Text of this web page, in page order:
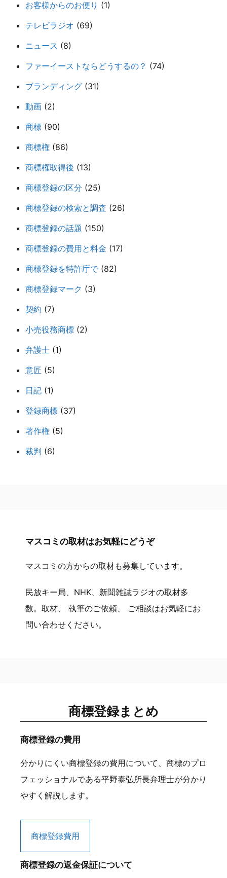
お客様からのお便り (1)
テレビラジオ (69)
ニュース (8)
ファーイーストならどうするの？ (74)
ブランディング (31)
動画 (2)
商標 (90)
商標権 (86)
商標権取得後 (13)
商標登録の区分 (25)
商標登録の検索と調査 (26)
商標登録の話題 (150)
商標登録の費用と料金 (17)
商標登録を特許庁で (82)
商標登録マーク (3)
契約 (7)
小売役務商標 (2)
弁護士 (1)
意匠 (5)
日記 (1)
登録商標 (37)
著作権 (5)
裁判 (6)
マスコミの取材はお気軽にどうぞ
マスコミの方からの取材も募集しています。
民放キー局、NHK、新聞雑誌ラジオの取材多
数。取材、 執筆のご依頼、 ご相談はお気軽にお
問い合わせください。
商標登録まとめ
商標登録の費用
分かりにくい商標登録の費用について、商標のプロ
フェッショナルである平野泰弘所長弁理士が分かり
やすく解説します。
商標登録費用
商標登録の返金保証について